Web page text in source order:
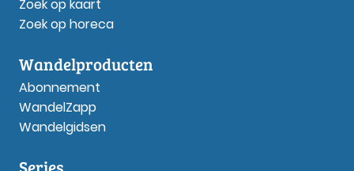
Zoek op kaart
Zoek op horeca
Wandelproducten
Abonnement
WandelZapp
Wandelgidsen